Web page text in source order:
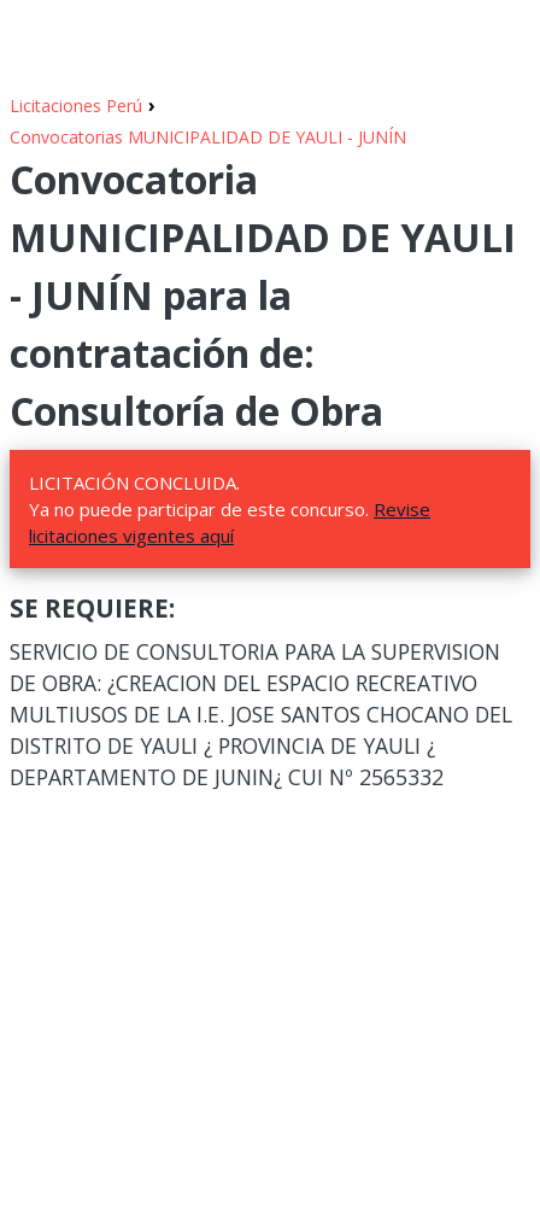
Licitaciones Perú ›
Convocatorias MUNICIPALIDAD DE YAULI - JUNÍN
Convocatoria
MUNICIPALIDAD DE YAULI
- JUNÍN para la
contratación de:
Consultoría de Obra
LICITACIÓN CONCLUIDA.
Ya no puede participar de este concurso. Revise
licitaciones vigentes aquí
SE REQUIERE:
SERVICIO DE CONSULTORIA PARA LA SUPERVISION
DE OBRA: ¿CREACION DEL ESPACIO RECREATIVO
MULTIUSOS DE LA I.E. JOSE SANTOS CHOCANO DEL
DISTRITO DE YAULI ¿ PROVINCIA DE YAULI ¿
DEPARTAMENTO DE JUNIN¿ CUI Nº 2565332